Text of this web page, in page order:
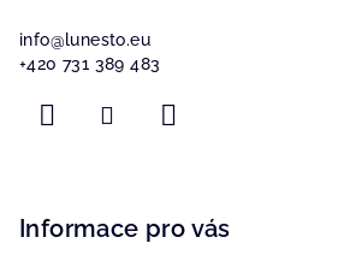
info@lunesto.eu
+420 731 389 483
Informace pro vás